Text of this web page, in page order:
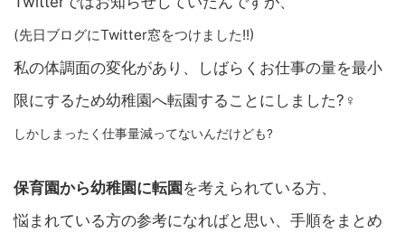
(先日ブログにTwitter窓をつけました!!)
私の体調面の変化があり、しばらくお仕事の量を最小
限にするため幼稚園へ転園することにしました?‍♀️
しかしまったく仕事量減ってないんだけども?
保育園から幼稚園に転園 を考えられている方、
悩まれている方の参考になればと思い、手順をまとめ